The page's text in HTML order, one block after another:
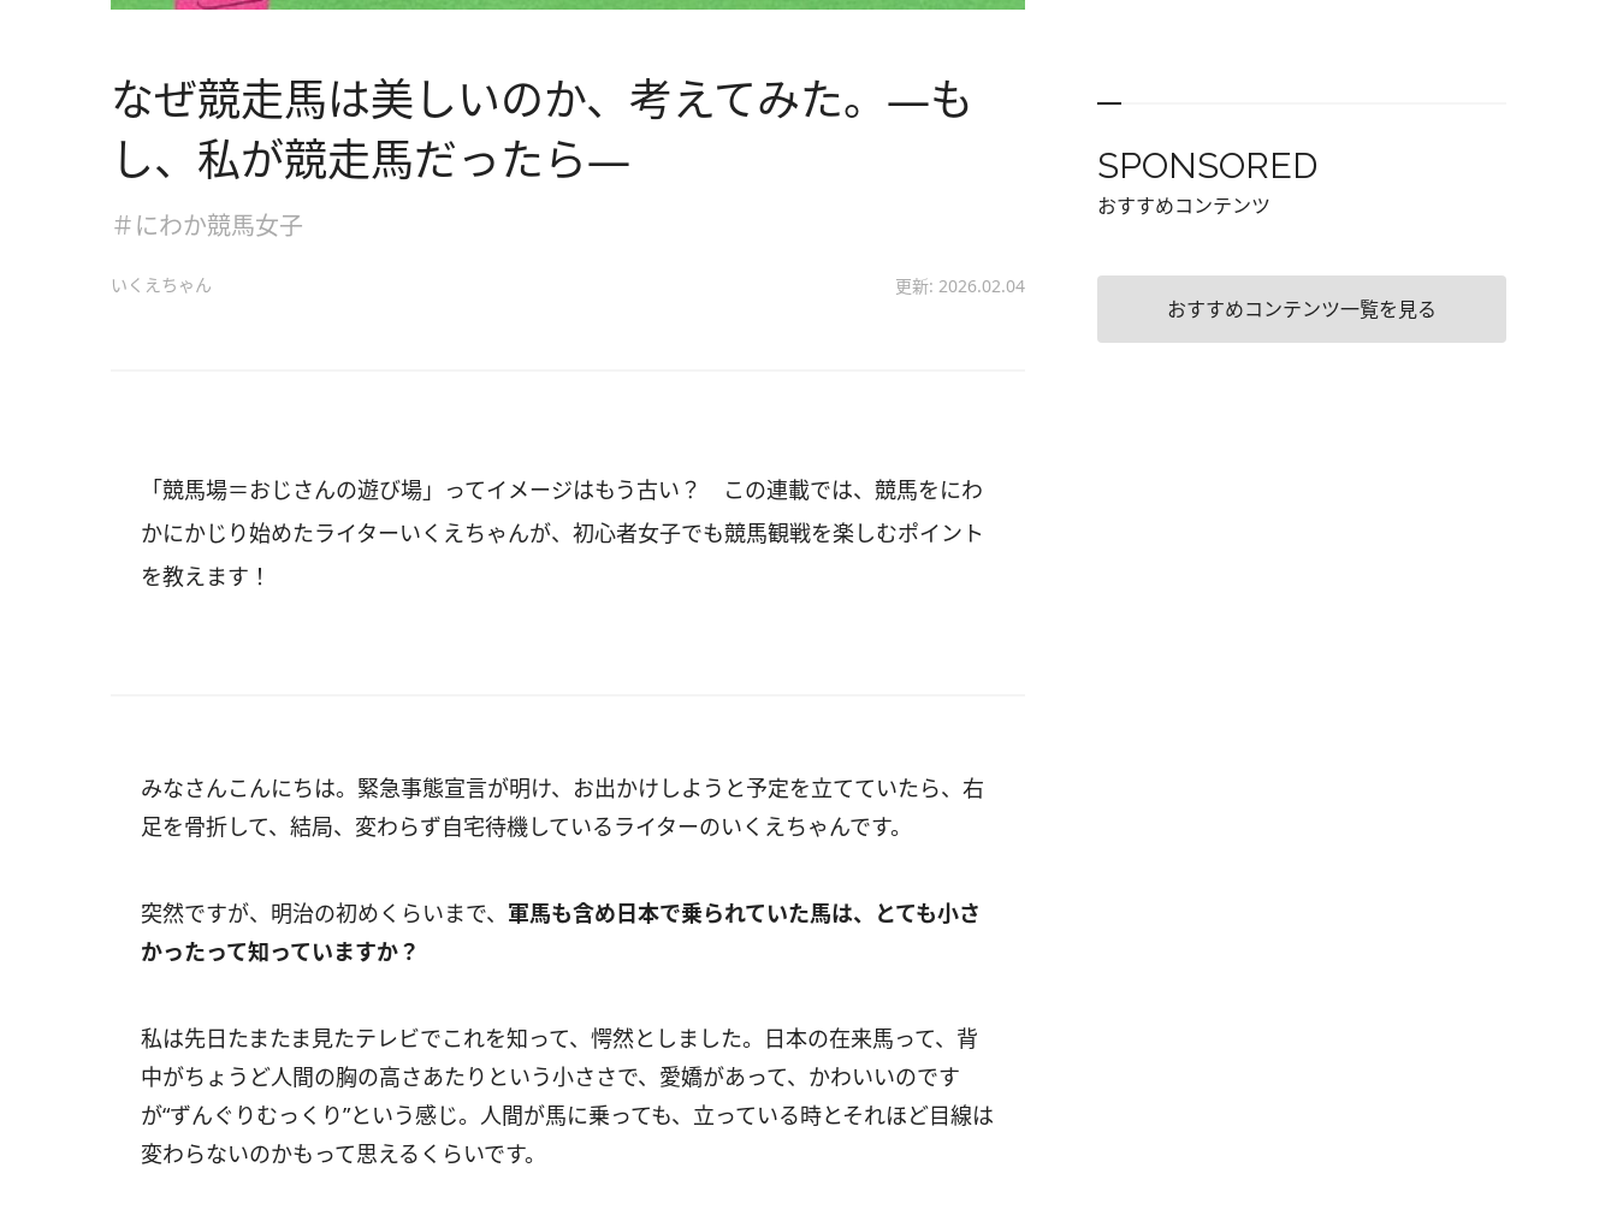
なぜ競走馬は美しいのか、考えてみた。―も
し、私が競走馬だったら―
＃にわか競馬女子
いくえちゃん 更新: 2026.02.04
「競馬場＝おじさんの遊び場」ってイメージはもう古い？ この連載では、競馬をにわ
かにかじり始めたライターいくえちゃんが、初心者女子でも競馬観戦を楽しむポイント
を教えます！
みなさんこんにちは。緊急事態宣言が明け、お出かけしようと予定を立てていたら、右
足を骨折して、結局、変わらず自宅待機しているライターのいくえちゃんです。
突然ですが、明治の初めくらいまで、 軍馬も含め日本で乗られていた馬は、とても小さ
かったって知っていますか？
私は先日たまたま見たテレビでこれを知って、愕然としました。日本の在来馬って、背
中がちょうど人間の胸の高さあたりという小ささで、愛嬌があって、かわいいのです
が“ずんぐりむっくり”という感じ。人間が馬に乗っても、立っている時とそれほど目線は
変わらないのかもって思えるくらいです。
SPONSORED
おすすめコンテンツ
おすすめコンテンツ一覧を見る